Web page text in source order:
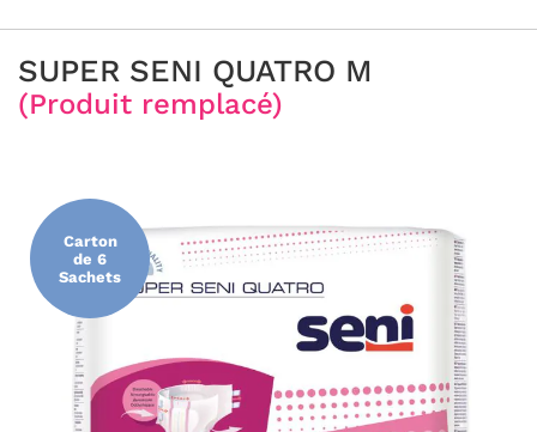
SUPER SENI QUATRO M
(Produit remplacé)
fin
de
la
galerie
d’images
Carton
de 6
Sachets